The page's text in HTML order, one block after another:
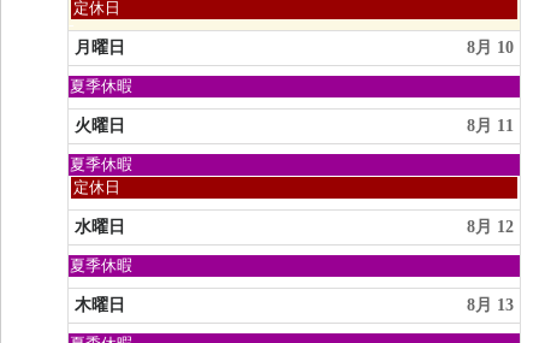
曜
日,
8
月
9th
2026
日
曜
日,
8
月
2026
定休日
月曜日 8月 10
日
曜
日,
8
月
9th
2026
夏季休暇
火曜日 8月 11
日
曜
日,
8
月
9th
2026
夏季休暇
火
曜
日,
8
月
2026
定休日
水曜日 8月 12
日
曜
日,
8
夏季休暇
木曜日 8月 13